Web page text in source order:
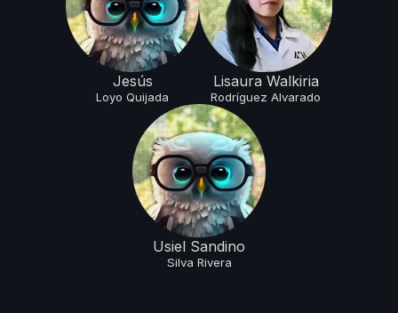
Jesús
Loyo Quijada
Lisaura Walkiria
Rodríguez Alvarado
Usiel Sandino
Silva Rivera